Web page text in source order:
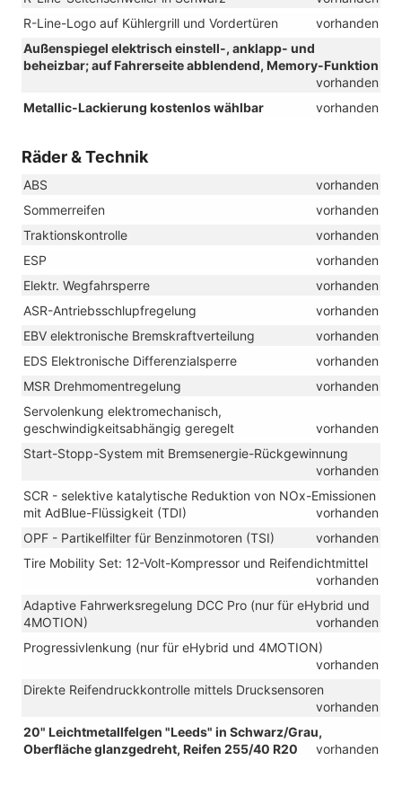
R-Line-Logo auf Kühlergrill und Vordertüren
vorhanden
Außenspiegel elektrisch einstell-, anklapp- und
beheizbar; auf Fahrerseite abblendend, Memory-Funktion
vorhanden
Metallic-Lackierung kostenlos wählbar
vorhanden
Räder & Technik
ABS
vorhanden
Sommerreifen
vorhanden
Traktionskontrolle
vorhanden
ESP
vorhanden
Elektr. Wegfahrsperre
vorhanden
ASR-Antriebsschlupfregelung
vorhanden
EBV elektronische Bremskraftverteilung
vorhanden
EDS Elektronische Differenzialsperre
vorhanden
MSR Drehmomentregelung
vorhanden
Servolenkung elektromechanisch,
geschwindigkeitsabhängig geregelt
vorhanden
Start-Stopp-System mit Bremsenergie-Rückgewinnung
vorhanden
SCR - selektive katalytische Reduktion von NOx-Emissionen
mit AdBlue-Flüssigkeit (TDI)
vorhanden
OPF - Partikelfilter für Benzinmotoren (TSI)
vorhanden
Tire Mobility Set: 12-Volt-Kompressor und Reifendichtmittel
vorhanden
Adaptive Fahrwerksregelung DCC Pro (nur für eHybrid und
4MOTION)
vorhanden
Progressivlenkung (nur für eHybrid und 4MOTION)
vorhanden
Direkte Reifendruckkontrolle mittels Drucksensoren
vorhanden
20" Leichtmetallfelgen "Leeds" in Schwarz/Grau,
Oberfläche glanzgedreht, Reifen 255/40 R20
vorhanden